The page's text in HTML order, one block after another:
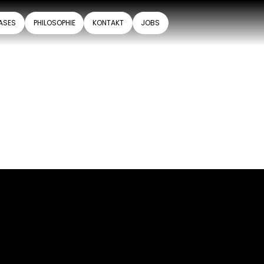
PHILOSOPHIE KONTAKT JOBS